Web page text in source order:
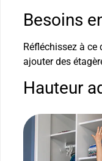
Besoins
Réfléchissez à ce
ajouter des
Hauteur